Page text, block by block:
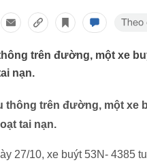
trên đường, một xe
nạn.
thông trên đường, một xe
tai nạn.
27/10, xe buýt 53N- 4385